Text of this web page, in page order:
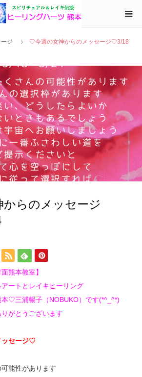
ジ
♡今週の女神からのメッセージ♡3/18
らのメッセージ
熊本教室】
ートとレイキヒーリング
♡三浦暢子（NOBUKO）です(*^_^*)
がとうございます
ッセージ♡
能性があります